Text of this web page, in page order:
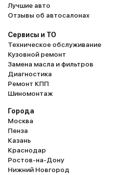
Лучшие авто
Отзывы об автосалонах
Сервисы и ТО
Техническое обслуживание
Кузовной ремонт
Замена масла и фильтров
Диагностика
Ремонт КПП
Шиномонтаж
Города
Москва
Пенза
Казань
Краснодар
Ростов-на-Дону
Нижний Новгород